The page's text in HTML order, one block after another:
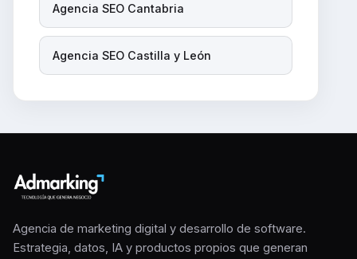
Agencia SEO Cantabria
Agencia SEO Castilla y León
Agencia de marketing digital y desarrollo de software.
Estrategia, datos, IA y productos propios que generan